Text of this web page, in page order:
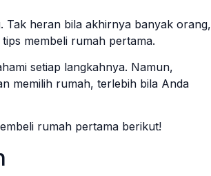
Tak heran bila akhirnya banyak orang,
membeli rumah pertama.
setiap langkahnya. Namun,
memilih rumah, terlebih bila Anda
rumah pertama berikut!